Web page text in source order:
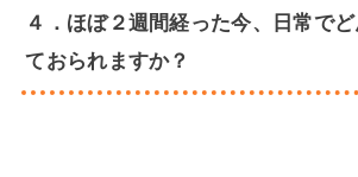
４．ほぼ２週間経った今、日常で
ておられますか？